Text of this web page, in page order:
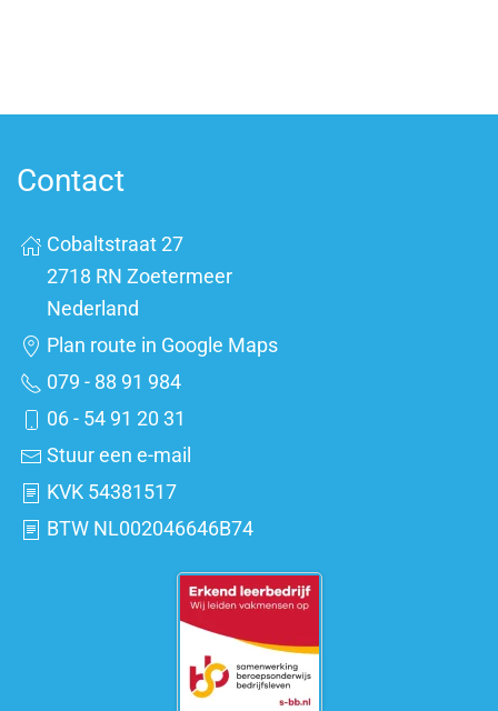
Contact
Cobaltstraat 27
2718 RN Zoetermeer
Nederland
Plan route in Google Maps
079 - 88 91 984
06 - 54 91 20 31
Stuur een e-mail
KVK 54381517
BTW NL002046646B74